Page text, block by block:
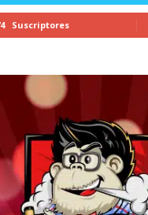
Suscriptores